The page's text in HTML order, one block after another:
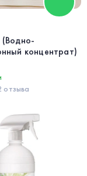
концентрат)
отзыва